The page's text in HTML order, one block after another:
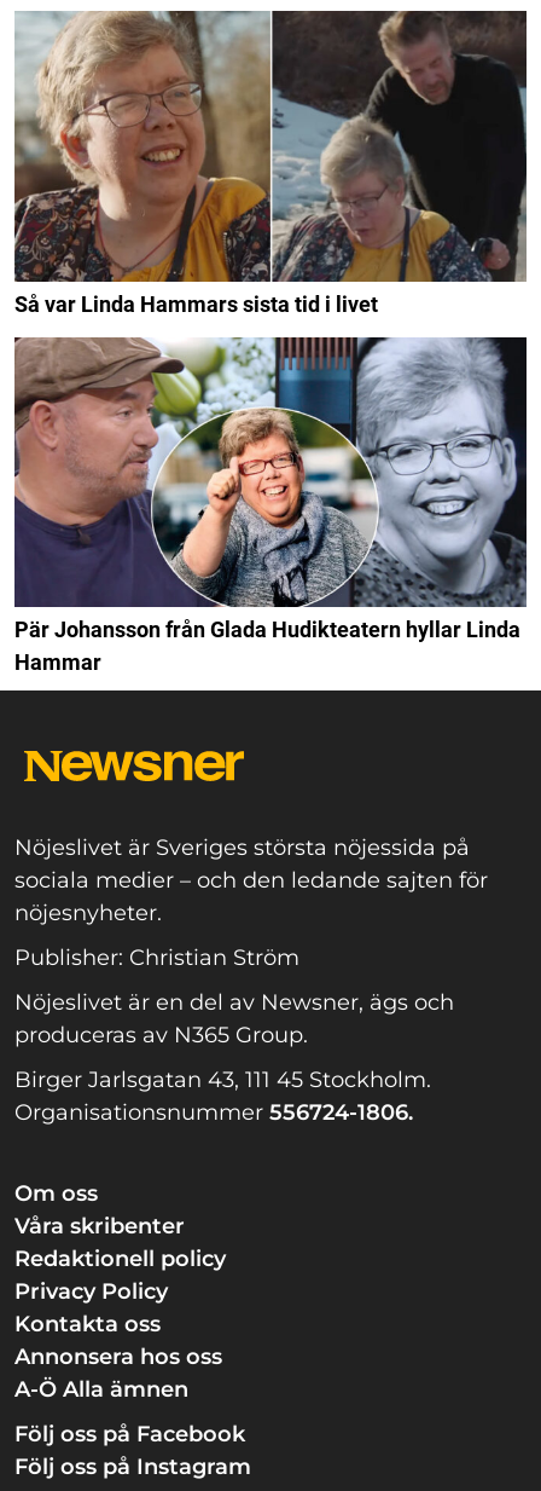
Så var Linda Hammars sista tid i livet
Pär Johansson från Glada Hudikteatern hyllar Linda
Hammar
Nöjeslivet är Sveriges största nöjessida på
sociala medier – och den ledande sajten för
nöjesnyheter.
Publisher: Christian Ström
Nöjeslivet är en del av Newsner, ägs och
produceras av N365 Group.
Birger Jarlsgatan 43, 111 45 Stockholm.
Organisationsnummer 556724-1806.
Om oss
Våra skribenter
Redaktionell policy
Privacy Policy
Kontakta oss
Annonsera hos oss
A-Ö Alla ämnen
Följ oss på Facebook
Följ oss på Instagram